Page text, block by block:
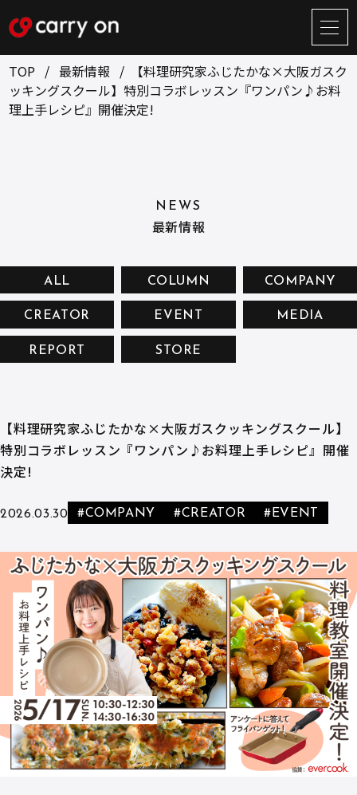
サ
イ
ト
メ
ニ
BUSINESS
お問い合せ
プライバシーポリシー
TOP 最新情報
【料理研究家ふじたかな×大阪ガスク
ッキングスクール】特別コラボレッスン『ワンパン♪お料
理上手レシピ』開催決定!
NEWS
最新情報
ALL COLUMN COMPANY
CREATOR EVENT MEDIA
REPORT STORE
【料理研究家ふじたかな×大阪ガスクッキングスクール】
特別コラボレッスン『ワンパン♪お料理上手レシピ』開催
決定!
2026.03.30 #COMPANY #CREATOR #EVENT